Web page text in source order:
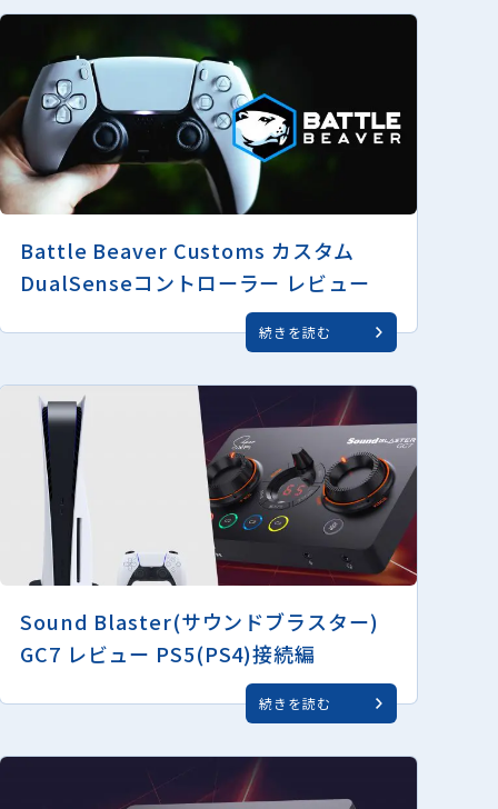
Battle Beaver Customs カスタム
DualSenseコントローラー レビュー
続きを読む
Sound Blaster(サウンドブラスター)
GC7 レビュー PS5(PS4)接続編
続きを読む